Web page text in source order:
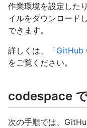
作業環境を設定した
イルをダウンロード
できます。
詳しくは、「GitHub
をご覧ください。
codespace
次の手順では、